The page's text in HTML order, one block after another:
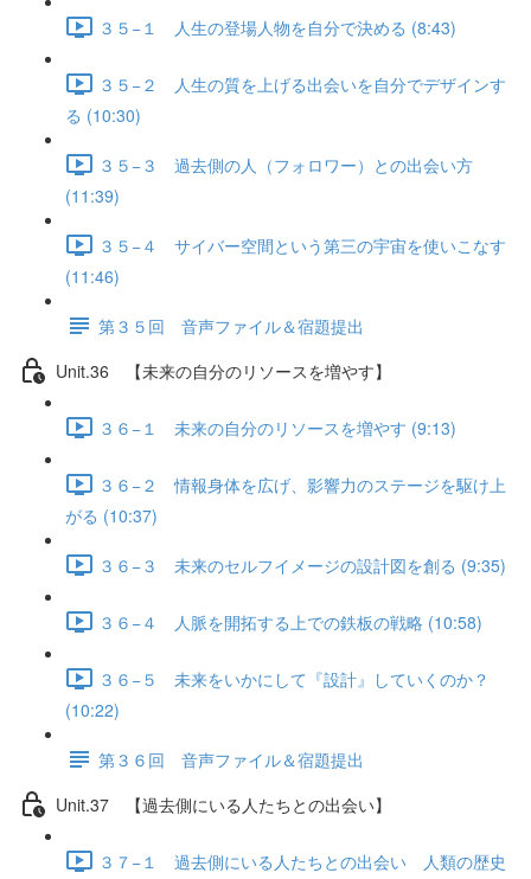
３５−１ 人生の登場人物を自分で決める (8:43)
３５−２ 人生の質を上げる出会いを自分でデザインす
る (10:30)
３５−３ 過去側の人（フォロワー）との出会い方
(11:39)
３５−４ サイバー空間という第三の宇宙を使いこなす
(11:46)
第３５回 音声ファイル＆宿題提出
Unit.36 【未来の自分のリソースを増やす】
３６−１ 未来の自分のリソースを増やす (9:13)
３６−２ 情報身体を広げ、影響力のステージを駆け上
がる (10:37)
３６−３ 未来のセルフイメージの設計図を創る (9:35)
３６−４ 人脈を開拓する上での鉄板の戦略 (10:58)
３６−５ 未来をいかにして『設計』していくのか？
(10:22)
第３６回 音声ファイル＆宿題提出
Unit.37 【過去側にいる人たちとの出会い】
３７−１ 過去側にいる人たちとの出会い 人類の歴史